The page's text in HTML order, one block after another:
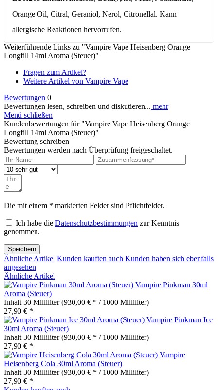
Orange Oil, Citral, Geraniol, Nerol, Citronellal. Kann
allergische Reaktionen hervorrufen.
Weiterführende Links zu "Vampire Vape Heisenberg Orange
Longfill 14ml Aroma (Steuer)"
Fragen zum Artikel?
Weitere Artikel von Vampire Vape
Bewertungen 0
Bewertungen lesen, schreiben und diskutieren... mehr
Menü schließen
Kundenbewertungen für "Vampire Vape Heisenberg Orange
Longfill 14ml Aroma (Steuer)"
Bewertung schreiben
Bewertungen werden nach Überprüfung freigeschaltet.
Die mit einem * markierten Felder sind Pflichtfelder.
Ich habe die Datenschutzbestimmungen zur Kenntnis
genommen.
Speichern
Ähnliche Artikel Kunden kauften auch Kunden haben sich ebenfalls
angesehen
Ähnliche Artikel
Vampire Pinkman 30ml
Aroma (Steuer)
Inhalt 30 Milliliter(930,00 € * / 1000 Milliliter)
27,90 € *
Vampire Pinkman Ice
30ml Aroma (Steuer)
Inhalt 30 Milliliter(930,00 € * / 1000 Milliliter)
27,90 € *
Vampire
Heisenberg Cola 30ml Aroma (Steuer)
Inhalt 30 Milliliter(930,00 € * / 1000 Milliliter)
27,90 € *